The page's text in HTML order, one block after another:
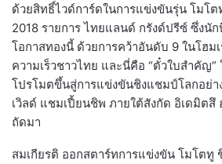
ด้วยสิทธิ์ไวด์การ์ดในการแข่งขันรุ่น โมโ
2018 รายการ ไทยแลนด์ กรังด์ปรีซ์ ซึ่งนั
โอกาสทองนี้ ด้วยการคว้าอันดับ 9 ในโฮ
ความเร็วชาวไทย และนี่คือ “ตั๋วใบสำคัญ”
โปรโมตขึ้นสู่การแข่งขันชิงแชมป์โลกอย่า
เวิลด์ แชมเปี้ยนชิพ ภายใต้สังกัด อิเดมิตสึ
ถัดมา
สมเกียรติ ออกสตาร์ทการแข่งขัน โมโตทู